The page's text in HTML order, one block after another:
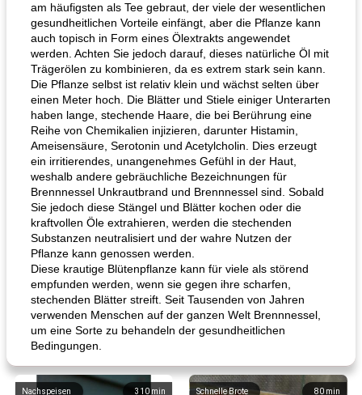
am häufigsten als Tee gebraut, der viele der wesentlichen
gesundheitlichen Vorteile einfängt, aber die Pflanze kann
auch topisch in Form eines Ölextrakts angewendet
werden. Achten Sie jedoch darauf, dieses natürliche Öl mit
Trägerölen zu kombinieren, da es extrem stark sein kann.
Die Pflanze selbst ist relativ klein und wächst selten über
einen Meter hoch. Die Blätter und Stiele einiger Unterarten
haben lange, stechende Haare, die bei Berührung eine
Reihe von Chemikalien injizieren, darunter Histamin,
Ameisensäure, Serotonin und Acetylcholin. Dies erzeugt
ein irritierendes, unangenehmes Gefühl in der Haut,
weshalb andere gebräuchliche Bezeichnungen für
Brennnessel Unkrautbrand und Brennnessel sind. Sobald
Sie jedoch diese Stängel und Blätter kochen oder die
kraftvollen Öle extrahieren, werden die stechenden
Substanzen neutralisiert und der wahre Nutzen der
Pflanze kann genossen werden.
Diese krautige Blütenpflanze kann für viele als störend
empfunden werden, wenn sie gegen ihre scharfen,
stechenden Blätter streift. Seit Tausenden von Jahren
verwenden Menschen auf der ganzen Welt Brennnessel,
um eine Sorte zu behandeln der gesundheitlichen
Bedingungen.
310 min
Nachspeisen 80 min
Schnelle Brote